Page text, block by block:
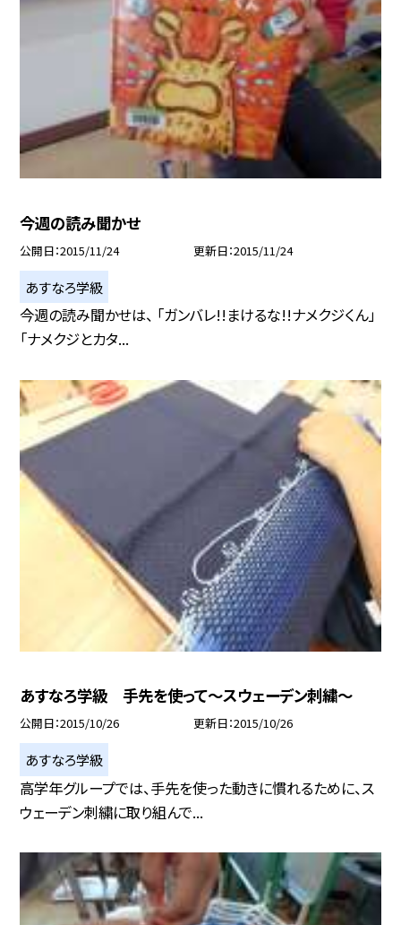
今週の読み聞かせ
公開日 2015/11/24 更新日 2015/11/24
あすなろ学級
今週の読み聞かせは、 「ガンバレ!!まけるな!!ナメクジくん」
「ナメクジとカタ...
あすなろ学級 手先を使って〜スウェーデン刺繍〜
公開日 2015/10/26 更新日 2015/10/26
あすなろ学級
高学年グループでは、手先を使った動きに慣れるために、ス
ウェーデン刺繍に取り組んで...